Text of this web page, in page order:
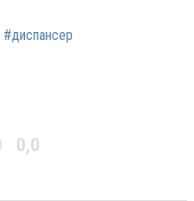
#диспансер
0,0